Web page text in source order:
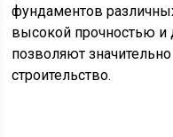
фундаментов
высокой прочностью и
позволяют
строительство.